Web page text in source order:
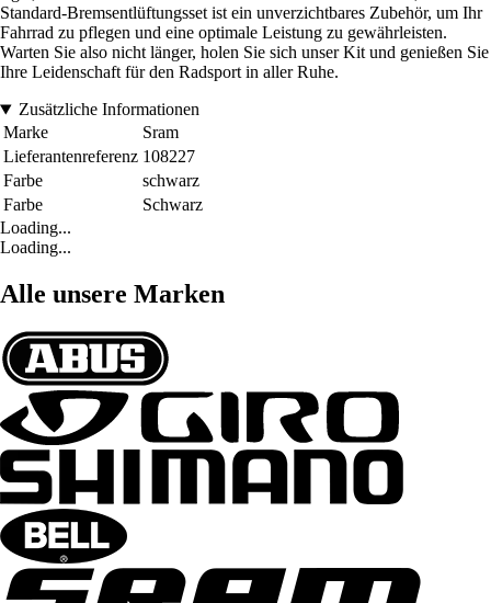
Standard-Bremsentlüftungsset ist ein unverzichtbares Zubehör, um Ihr
Fahrrad zu pflegen und eine optimale Leistung zu gewährleisten.
Warten Sie also nicht länger, holen Sie sich unser Kit und genießen Sie
Ihre Leidenschaft für den Radsport in aller Ruhe.
Zusätzliche Informationen
Marke
Sram
Lieferantenreferenz 108227
Farbe
schwarz
Farbe
Schwarz
Loading...
Loading...
Alle unsere Marken